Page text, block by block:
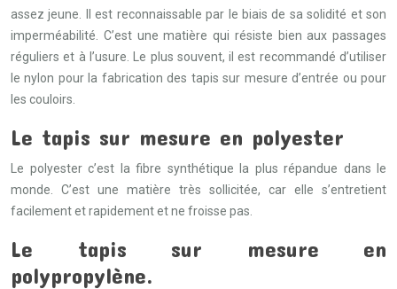
assez jeune. Il est reconnaissable par le biais de sa solidité et son
imperméabilité. C’est une matière qui résiste bien aux passages
réguliers et à l’usure. Le plus souvent, il est recommandé d’utiliser
le nylon pour la fabrication des tapis sur mesure d’entrée ou pour
les couloirs.
Le tapis sur mesure en polyester
Le polyester c’est la fibre synthétique la plus répandue dans le
monde. C’est une matière très sollicitée, car elle s’entretient
facilement et rapidement et ne froisse pas.
Le tapis sur mesure en
polypropylène.